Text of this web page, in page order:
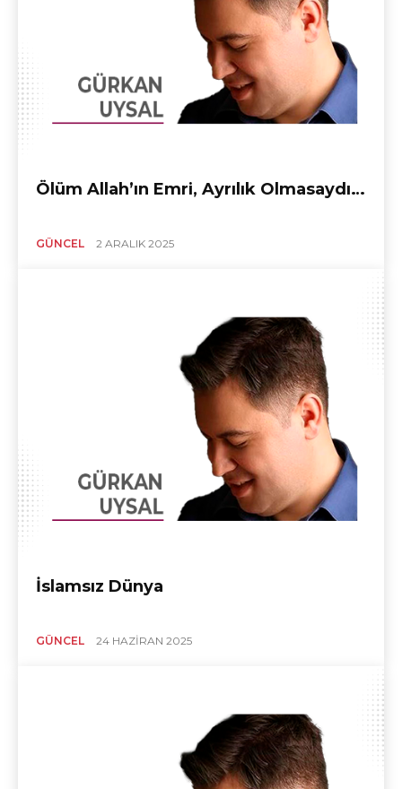
Ölüm Allah’ın Emri, Ayrılık Olmasaydı…
GÜNCEL 2 ARALIK 2025
İslamsız Dünya
GÜNCEL 24 HAZIRAN 2025